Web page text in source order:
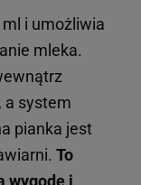
i umożliwia
mleka.
a system
pianka jest
To
wygodę i